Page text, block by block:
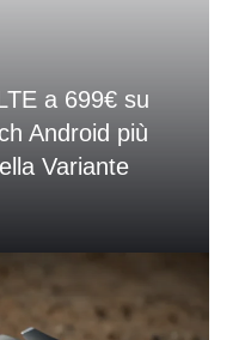
a 699€ su
Android più
Variante